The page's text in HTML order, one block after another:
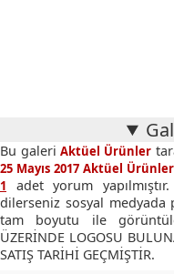
Bu galeriAktüel Ürünler
25 Mayıs 2017 Aktüel
1 adet yorum
dilerseniz sosyal
tam boyutu ile
ÜZERİNDE LOGOSU
SATIŞ TARİHİ GEÇMİŞTİR.